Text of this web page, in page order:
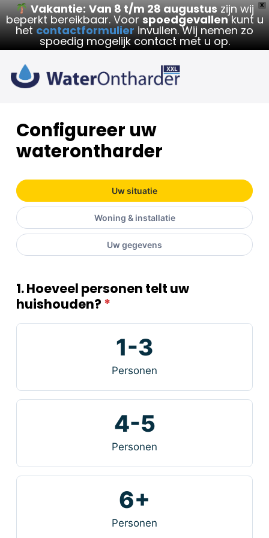
X
Vakantie: Van 8 t/m 28 augustuszijn wij
beperkt bereikbaar. Voorspoedgevallenkunt u
hetcontactformulierinvullen. Wij nemen zo
spoedig mogelijk contact met u op.
Configureer uw
waterontharder
Uw situatie
Woning & installatie
Uw gegevens
1. Hoeveel personen telt uw
huishouden? *
1-3
Personen
4-5
Personen
6+
Personen